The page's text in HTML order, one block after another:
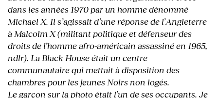
dans les années 1970 par un homme dénommé
Michael X. Il s’agissait d’une réponse de l’Angleterre
à Malcolm X (militant politique et défenseur des
droits de l’homme afro-américain assassiné en 1965,
ndlr). La Black House était un centre
communautaire qui mettait à disposition des
chambres pour les jeunes Noirs non logés.
Le garçon sur la photo était l’un de ses occupants. Je